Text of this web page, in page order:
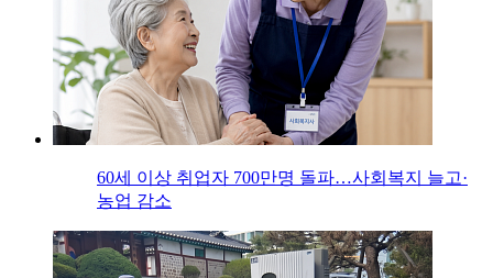
60세 이상 취업자 700만명 돌파…사회복지 늘고·
농업 감소